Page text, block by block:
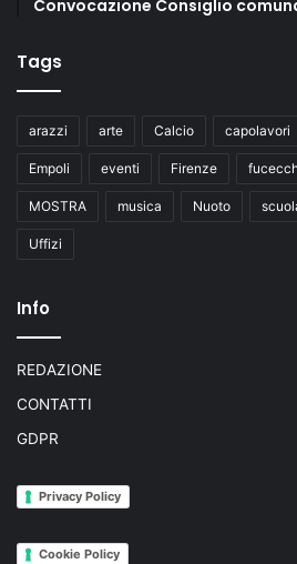
Convocazione Consiglio
Tags
arazzi arte Calcio capolavori
Empoli eventi Firenze
MOSTRA musica Nuoto
Uffizi
Info
REDAZIONE
CONTATTI
GDPR
Privacy Policy
Cookie Policy